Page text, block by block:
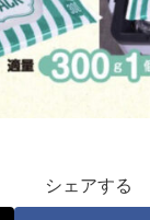
シェアする